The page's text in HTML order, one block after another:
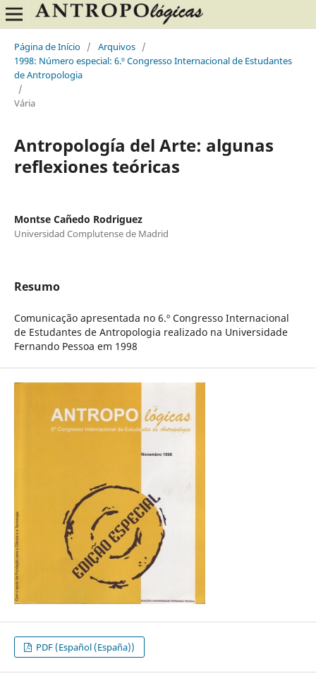
Página de Início / Arquivos /
1998: Número especial: 6.º Congresso Internacional de Estudantes
de Antropologia
/
Vária
Antropología del Arte: algunas
reflexiones teóricas
Montse Cañedo Rodriguez
Universidad Complutense de Madrid
Resumo
Comunicação apresentada no 6.º Congresso Internacional
de Estudantes de Antropologia realizado na Universidade
Fernando Pessoa em 1998
PDF (Español (España))